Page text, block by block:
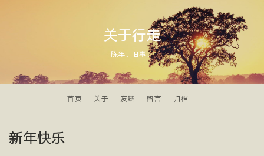
关于行走
陈年。旧事。
首页 关于 友链 留言 归档
新年快乐